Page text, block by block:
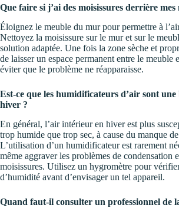
Que faire si j’ai des moisissures derrière mes
Éloignez le meuble du mur pour permettre à
Nettoyez la moisissure sur le mur et sur le
solution adaptée. Une fois la zone sèche et
de laisser un espace permanent entre le meuble
éviter que le problème ne réapparaisse.
Est-ce que les humidificateurs d’air sont une
hiver ?
En général, l’air intérieur en hiver est plus
trop humide que trop sec, à cause du manque
L’utilisation d’un humidificateur est rarement
même aggraver les problèmes de condensation
moisissures. Utilisez un hygromètre pour
d’humidité avant d’envisager un tel appareil.
Quand faut-il consulter un professionnel de